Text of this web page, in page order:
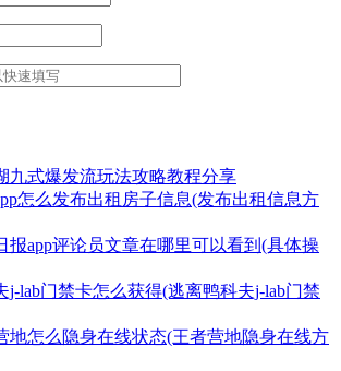
九式爆发流玩法攻略教程分享
怎么发布出租房子信息(发布出租信息方
报app评论员文章在哪里可以看到(具体操
j-lab门禁卡怎么获得(逃离鸭科夫j-lab门禁
地怎么隐身在线状态(王者营地隐身在线方